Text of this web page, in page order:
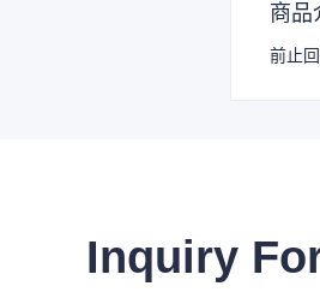
商品
前止
Inquiry